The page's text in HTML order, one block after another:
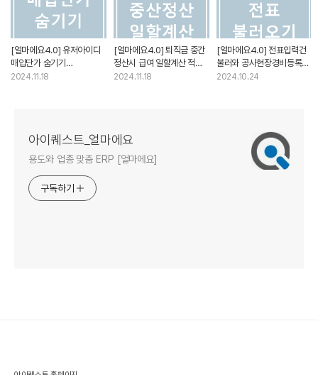
[얼마에요4.0] 유저아이디
매입단가 숨기기
설정하는방법
2024.11.18
[얼마에요4.0] 퇴직금 중간
정산시 급여 일할계산 적용/
미적용 설정하는 방법
2024.11.18
[얼마에요4.0] 전표입력건
불러와 공사현장경비등록
하는방법
2024.10.24
아이퀘스트_얼마에요
용도와 업종 맞춤 ERP [얼마에요]
구독하기